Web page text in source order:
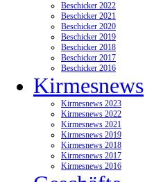
Beschicker 2022
Beschicker 2021
Beschicker 2020
Beschicker 2019
Beschicker 2018
Beschicker 2017
Beschicker 2016
Kirmesnews
Kirmesnews 2023
Kirmesnews 2022
Kirmesnews 2021
Kirmesnews 2019
Kirmesnews 2018
Kirmesnews 2017
Kirmesnews 2016